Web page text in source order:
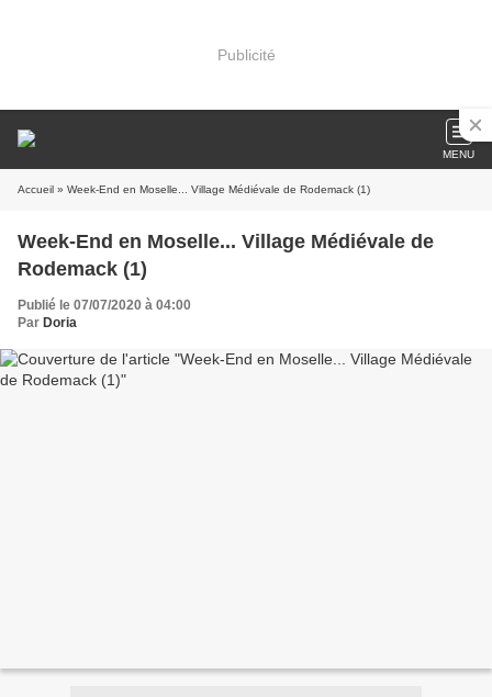
Publicité
MENU
Accueil » Week-End en Moselle... Village Médiévale de Rodemack (1)
Week-End en Moselle... Village Médiévale de
Rodemack (1)
Publié le 07/07/2020 à 04:00
Par Doria